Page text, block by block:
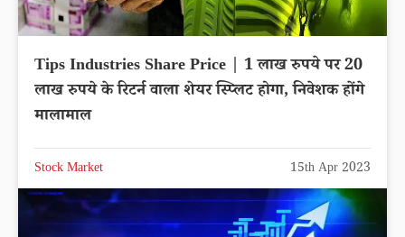
Tips Industries Share Price | 1 लाख रुपये पर 20
लाख रुपये के रिटर्न वाला शेयर स्प्लिट होगा, निवेशक होंगे
मालामाल
Stock Market 15th Apr 2023